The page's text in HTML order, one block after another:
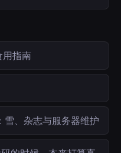
用指南
雪、杂志与服务器维护